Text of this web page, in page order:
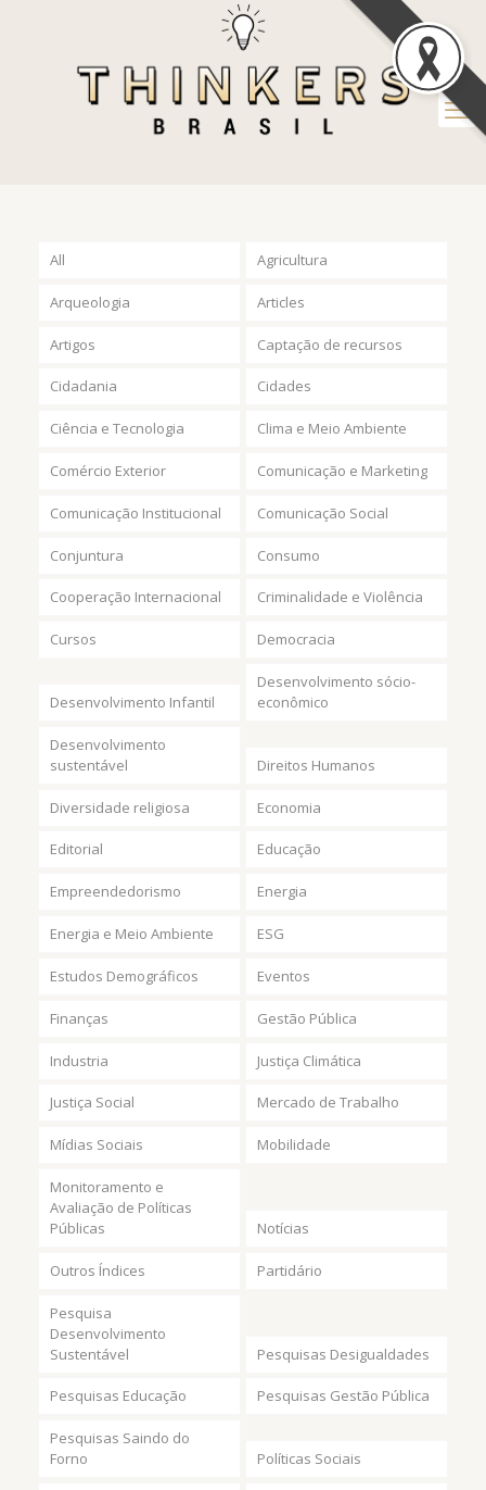
All Agricultura
Arqueologia Articles
Artigos Captação de recursos
Cidadania Cidades
Ciência e Tecnologia Clima e Meio Ambiente
Comércio Exterior Comunicação e Marketing
Comunicação Institucional Comunicação Social
Conjuntura Consumo
Cooperação Internacional Criminalidade e Violência
Cursos Democracia
Desenvolvimento Infantil
Desenvolvimento sócio-
econômico
Desenvolvimento
sustentável
Direitos Humanos
Diversidade religiosa Economia
Editorial Educação
Empreendedorismo Energia
Energia e Meio Ambiente ESG
Estudos Demográficos Eventos
Finanças Gestão Pública
Industria Justiça Climática
Justiça Social Mercado de Trabalho
Mídias Sociais Mobilidade
Monitoramento e
Avaliação de Políticas
Públicas
Notícias
Outros Índices Partidário
Pesquisa
Desenvolvimento
Sustentável
Pesquisas Desigualdades
Pesquisas Educação Pesquisas Gestão Pública
Pesquisas Saindo do
Forno
Políticas Sociais